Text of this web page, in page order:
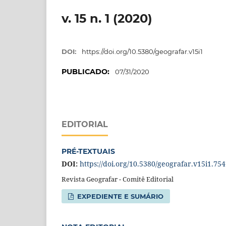
v. 15 n. 1 (2020)
DOI: https://doi.org/10.5380/geografar.v15i1
PUBLICADO: 07/31/2020
EDITORIAL
PRÉ-TEXTUAIS
DOI: https://doi.org/10.5380/
Revista Geografar - Comitê Editorial
EXPEDIENTE E SUMÁRIO